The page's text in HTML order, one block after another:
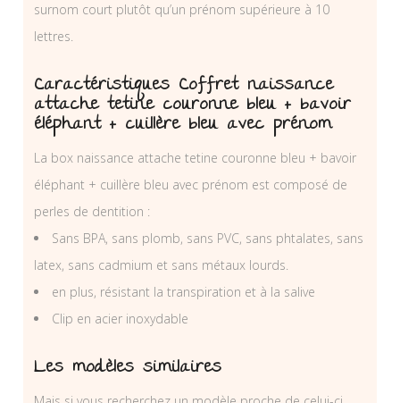
surnom court plutôt qu’un prénom supérieure à 10
lettres.
Caractéristiques Coffret naissance
attache tetine couronne bleu + bavoir
éléphant + cuillère bleu avec prénom
La box naissance attache tetine couronne bleu + bavoir
éléphant + cuillère bleu avec prénom est composé de
perles de dentition :
Sans BPA, sans plomb, sans PVC, sans phtalates, sans
latex, sans cadmium et sans métaux lourds.
en plus, résistant la transpiration et à la salive
Clip en acier inoxydable
Les modèles similaires